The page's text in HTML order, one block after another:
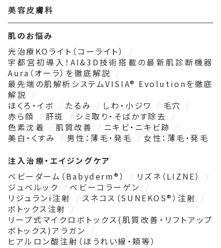
美容皮膚科
肌のお悩み
光治療KOライト（コーライト）
宇都宮初導入！AI&3D技術搭載の最新肌診断機器
Aura（オーラ）を徹底解説
最先端の肌解析システムVISIA® Evolutionを徹底
解説
ほくろ・イボ
たるみ しわ・小ジワ
毛穴
赤ら顔
肝斑
シミ取り・そばかす除去
色素沈着
肌質改善
ニキビ・ニキビ跡
美白・くすみ
男性：薄毛・発毛
女性：薄毛・発毛
注入治療・エイジングケア
ベビーダーム（Babyderm®）
リズネ（LIZNE）
ジュベルック
ベビーコラーゲン
リジュランi注射
スネコス（SUNEKOS®）注射
ボトックス注射
リープ式マイクロボトックス(肌質改善・リフトアップ
ボトックス)アラガン
ヒアルロン酸注射（ほうれい線・頬等）